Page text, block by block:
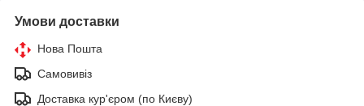
Умови доставки
Нова Пошта
Самовивіз
Доставка кур'єром (по Києву)